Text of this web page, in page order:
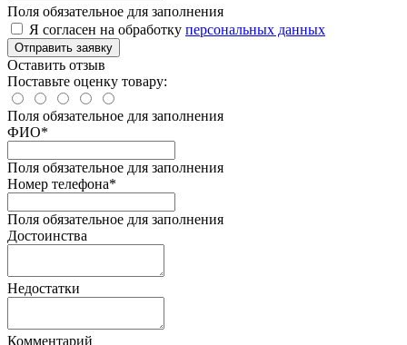
Поля обязательное для заполнения
Я согласен на обработку персональных данных
Отправить заявку
Оставить отзыв
Поставьте оценку товару:
Поля обязательное для заполнения
ФИО*
Поля обязательное для заполнения
Номер телефона*
Поля обязательное для заполнения
Достоинства
Недостатки
Комментарий